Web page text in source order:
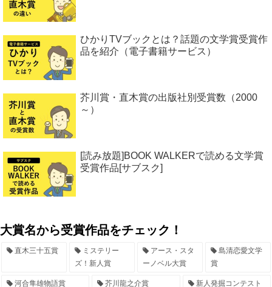
ひかりTVブックとは？話題の文学賞受賞作
品を紹介（電子書籍サービス）
芥川賞・直木賞の出版社別受賞数（2000
～）
[読み放題]BOOK WALKERで読める文学賞
受賞作品[サブスク]
大賞名から受賞作品をチェック！
直木三十五賞
ミステリー
ズ！新人賞
アース・スタ
ーノベル大賞
島清恋愛文学
賞
河合隼雄物語賞 芥川龍之介賞 新人発掘コンテスト